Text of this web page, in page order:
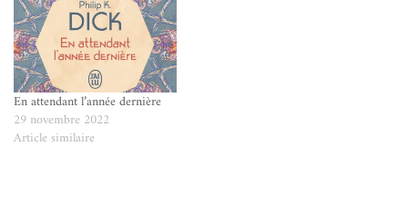
En attendant l’année dernière
29 novembre 2022
Article similaire